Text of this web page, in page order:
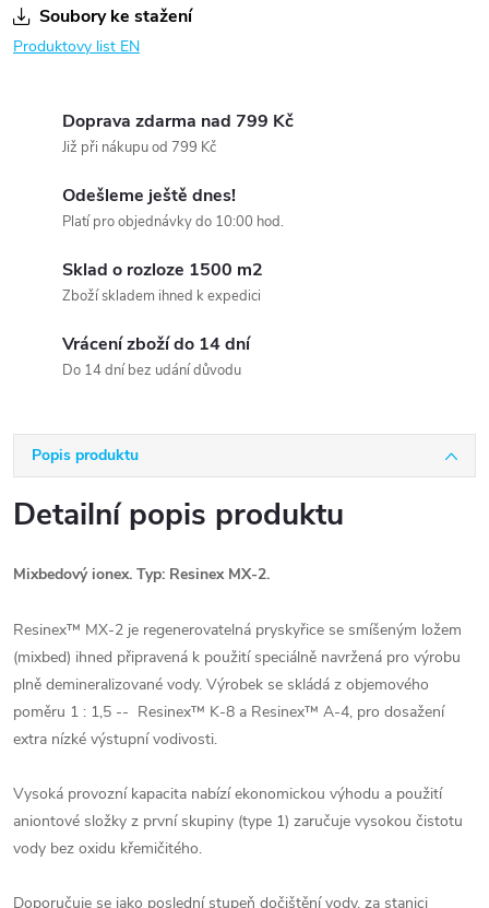
Soubory ke stažení
Produktovy list EN
Doprava zdarma nad 799 Kč
Již při nákupu od 799 Kč
Odešleme ještě dnes!
Platí pro objednávky do 10:00 hod.
Sklad o rozloze 1500 m2
Zboží skladem ihned k expedici
Vrácení zboží do 14 dní
Do 14 dní bez udání důvodu
Popis produktu
Detailní popis produktu
Mixbedový ionex. Typ: Resinex MX-2.
Resinex™ MX-2 je regenerovatelná pryskyřice se smíšeným ložem
(mixbed) ihned připravená k použití speciálně navržená pro výrobu
plně demineralizované vody. Výrobek se skládá z objemového
poměru 1 : 1,5 -- Resinex™ K-8 a Resinex™ A-4, pro dosažení
extra nízké výstupní vodivosti.
Vysoká provozní kapacita nabízí ekonomickou výhodu a použití
aniontové složky z první skupiny (type 1) zaručuje vysokou čistotu
vody bez oxidu křemičitého.
Doporučuje se jako poslední stupeň dočištění vody, za stanici